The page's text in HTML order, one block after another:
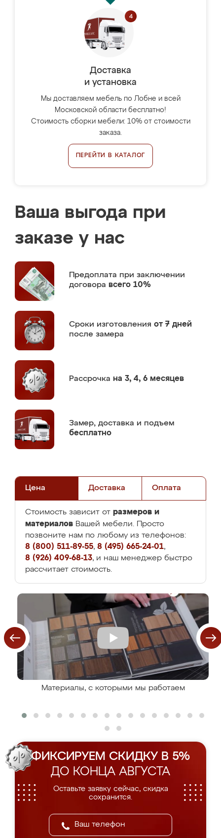
Доставка
и установка
Мы доставляем мебель по Лобне и всей
Московской области бесплатно!
Стоимость сборки мебели: 10% от стоимости
заказа.
ПЕРЕЙТИ В КАТАЛОГ
Ваша выгода при
заказе у нас
Предоплата при заключении
договора всего 10%
Сроки изготовления от 7 дней
после замера
Рассрочка на 3, 4, 6 месяцев
Замер, доставка и подъем
бесплатно
Цена Доставка Оплата
Стоимость зависит от размеров и
материалов Вашей мебели. Просто
позвоните нам по любому из телефонов:
8 (800) 511-89-55, 8 (495) 665-24-01,
8 (926) 409-68-13, и наш менеджер быстро
рассчитает стоимость.
Материалы, с которыми мы работаем
ФИКСИРУЕМ СКИДКУ В 5%
ДО КОНЦА АВГУСТА
Оставьте заявку сейчас, скидка
сохранится.